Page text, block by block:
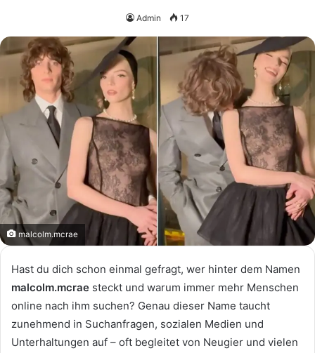
Admin 17
malcolm.mcrae
Hast du dich schon einmal gefragt, wer hinter dem Namen
malcolm.mcrae steckt und warum immer mehr Menschen
online nach ihm suchen? Genau dieser Name taucht
zunehmend in Suchanfragen, sozialen Medien und
Unterhaltungen auf – oft begleitet von Neugier und vielen